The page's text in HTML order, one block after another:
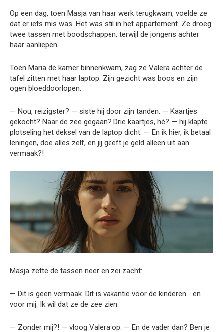
Op een dag, toen Masja van haar werk terugkwam, voelde ze
dat er iets mis was. Het was stil in het appartement. Ze droeg
twee tassen met boodschappen, terwijl de jongens achter
haar aanliepen.
Toen Maria de kamer binnenkwam, zag ze Valera achter de
tafel zitten met haar laptop. Zijn gezicht was boos en zijn
ogen bloeddoorlopen.
— Nou, reizigster? — siste hij door zijn tanden. — Kaartjes
gekocht? Naar de zee gegaan? Drie kaartjes, hè? — hij klapte
plotseling het deksel van de laptop dicht. — En ik hier, ik betaal
leningen, doe alles zelf, en jij geeft je geld alleen uit aan
vermaak?!
Masja zette de tassen neer en zei zacht:
— Dit is geen vermaak. Dit is vakantie voor de kinderen… en
voor mij. Ik wil dat ze de zee zien.
— Zonder mij?! — vloog Valera op. — En de vader dan? Ben je